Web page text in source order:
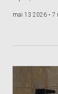
mai 13 2026 • 7